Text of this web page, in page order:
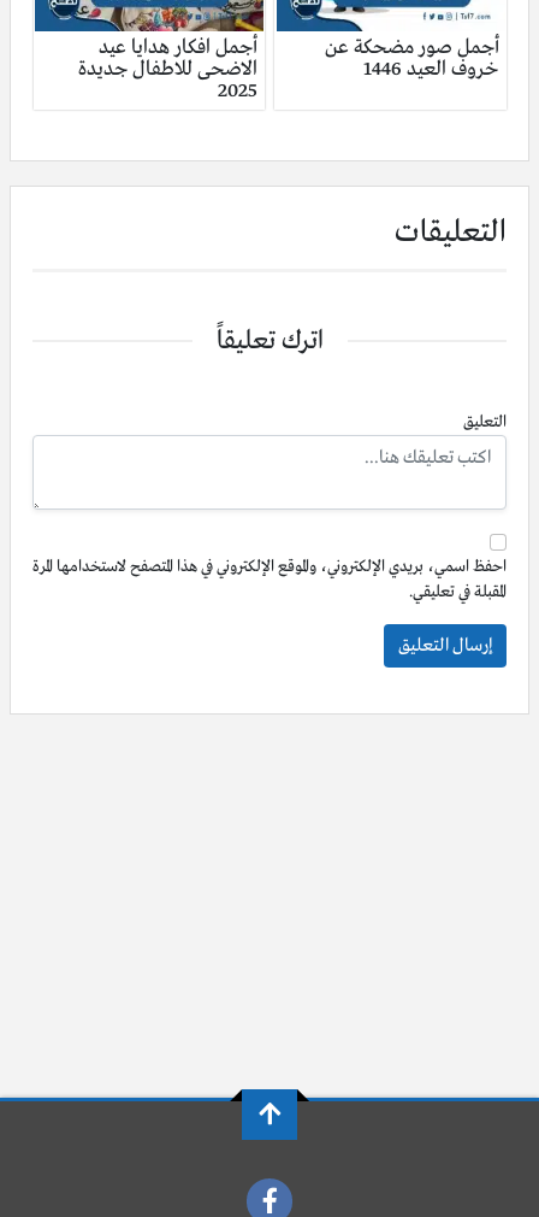
أجمل صور مضحكة عن
خروف العيد 1446
أجمل افكار هدايا عيد
الاضحى للاطفال جديدة
2025
التعليقات
اترك تعليقاً
التعليق
احفظ اسمي، بريدي الإلكتروني، والموقع الإلكتروني في هذا المتصفح لاستخدامها المرة
المقبلة في تعليقي.